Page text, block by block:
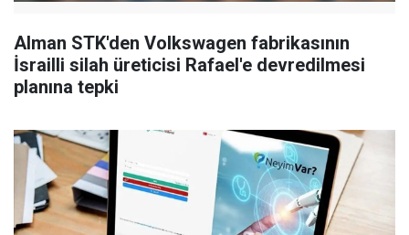
Alman STK'den Volkswagen fabrikasının
İsrailli silah üreticisi Rafael'e devredilmesi
planına tepki